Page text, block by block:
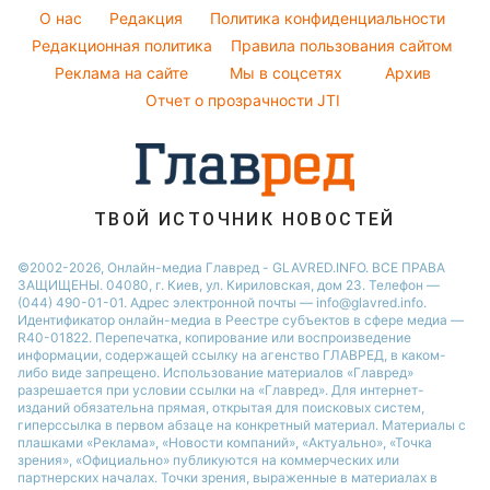
Максим Галкин
Настя Каменских
Виталий Козловский
Пылевая буря
Красивый маникюр
Модные ошибки
Новости моды
Советы от Андре Тана
O нас Редакция
Политика конфиденциальности
Редакционная политика
Правила пользования сайтом
Реклама на сайте
Мы в соцсетях
Архив
Отчет о прозрачности JTI
ТВОЙ ИСТОЧНИК НОВОСТЕЙ
©2002-2026, Онлайн-медиа Главред - GLAVRED.INFO. ВСЕ ПРАВА
ЗАЩИЩЕНЫ. 04080, г. Киев, ул. Кириловская, дом 23. Телефон —
(044) 490-01-01. Адрес электронной почты — info@glavred.info.
Идентификатор онлайн-медиа в Реестре cубъектов в сфере медиа —
R40-01822. Перепечатка, копирование или воспроизведение
информации, содержащей ссылку на агенство ГЛАВРЕД, в каком-
либо виде запрещено. Использование материалов «Главред»
разрешается при условии ссылки на «Главред». Для интернет-
изданий обязательна прямая, открытая для поисковых систем,
гиперссылка в первом абзаце на конкретный материал. Материалы с
плашками «Реклама», «Новости компаний», «Актуально», «Точка
зрения», «Официально» публикуются на коммерческих или
партнерских началах. Точки зрения, выраженные в материалах в